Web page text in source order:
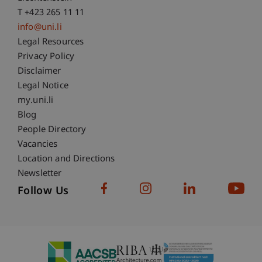
T +423 265 11 11
info@uni.li
Fußzeile Rechtliche Hinweise
Legal Resources
Privacy Policy
Disclaimer
Legal Notice
Fußzeile Subdomain-Verzeichnis
my.uni.li
Blog
People Directory
Vacancies
Location and Directions
Newsletter
Follow Us